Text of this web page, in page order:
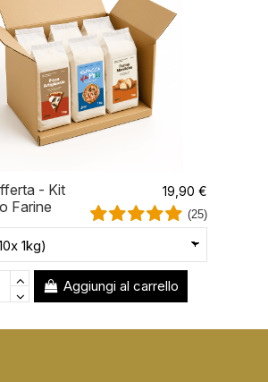
- Kit
Farine
+
Gratis
19,90 €
(25)
Aggiungi al carrello